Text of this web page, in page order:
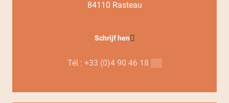
84110 Rasteau
Schrijf hen
Tél : +33 (0)4 90 46 18 ▒▒